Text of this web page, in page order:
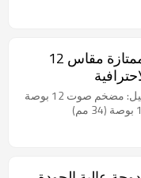
مكبرات صوت جهيرية ممتازة مقاس 12
الموديل: PW-12، وحدة التشغيل: مضخم صوت 12 بوصة